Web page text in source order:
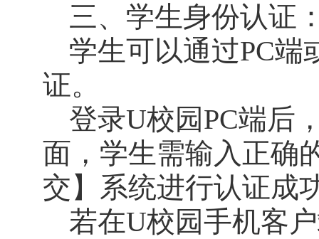
三、学生身份认证
学生可以通过PC端
证。
登录U校园PC端后
面，学生需输入正确
交】系统进行认证成
若在U校园手机客